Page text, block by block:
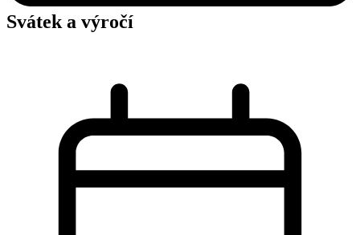
Svátek a výročí